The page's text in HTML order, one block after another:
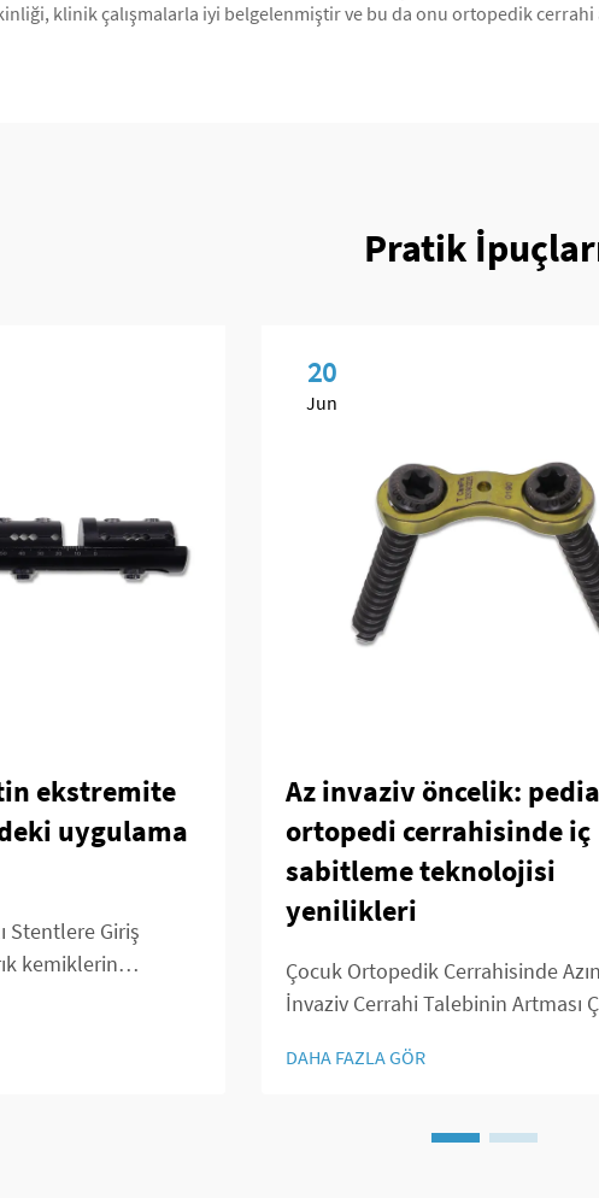
klinik çalışmalarla iyi belgelenmiştir ve bu da onu ortopedik
Pratik
ekstremite
uygulama
Stentlere Giriş
kemiklerin
büyük
20
Jun
Az invaziv öncelik:
ortopedi cerrahisinde iç
sabitleme teknolojisi
yenilikleri
Çocuk Ortopedik Cerrahisinde
İnvaziv Cerrahi Talebinin Artması
Yaygınlaşmasının Artması
problemleri tanısının konmasında
DAHA FAZLA GÖR